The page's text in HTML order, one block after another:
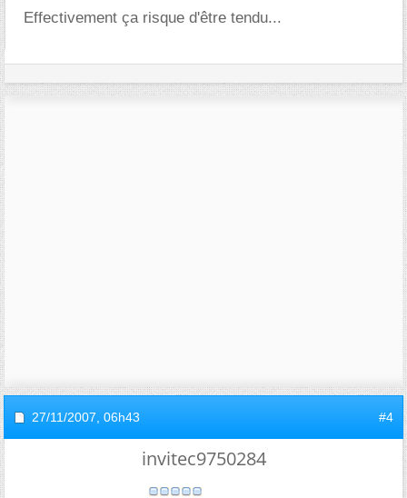
Effectivement ça risque d'être tendu...
27/11/2007, 06h43 #4
invitec9750284